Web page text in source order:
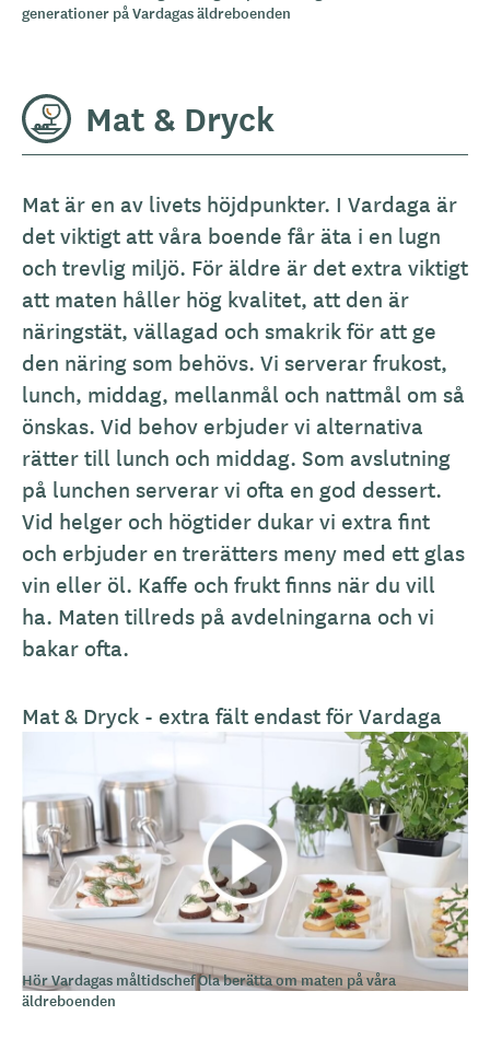
generationer på Vardagas äldreboenden
Mat & Dryck
A
l
l
m
ä
n
b
e
s
k
r
i
v
n
i
g
Mat är en av livets höjdpunkter. I Vardaga är
det viktigt att våra boende får äta i en lugn
och trevlig miljö. För äldre är det extra viktigt
att maten håller hög kvalitet, att den är
näringstät, vällagad och smakrik för att ge
den näring som behövs. Vi serverar frukost,
lunch, middag, mellanmål och nattmål om så
önskas. Vid behov erbjuder vi alternativa
rätter till lunch och middag. Som avslutning
på lunchen serverar vi ofta en god dessert.
Vid helger och högtider dukar vi extra fint
och erbjuder en trerätters meny med ett glas
vin eller öl. Kaffe och frukt finns när du vill
ha. Maten tillreds på avdelningarna och vi
bakar ofta.
Mat & Dryck - extra fält endast för Vardaga
Hör Vardagas måltidschef Ola berätta om maten på våra
äldreboenden